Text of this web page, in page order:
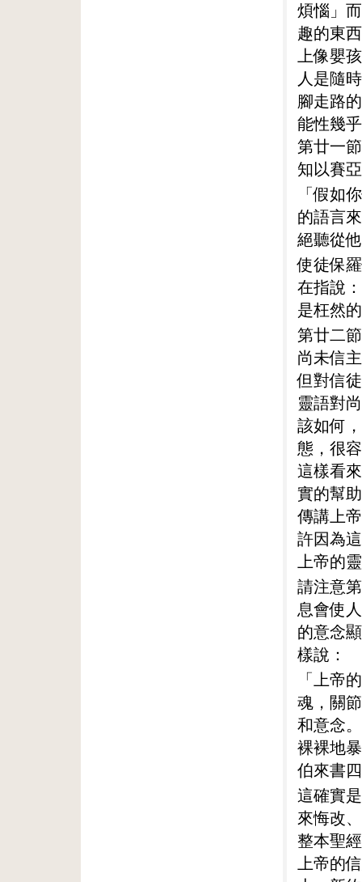
煩惱」
趣的東
上像嬰
人是隨
腳走路
能性幾
第廿一
知以賽
「假如
的語言
絕聽從
使徒保
在指說
是枉然
第廿二
尚未信
但對信
靈語對
該如何
態，很
這樣看
實的幫
傳講上
許因為
上帝的
請注意
息會使
的意念
樣說：
「上帝
魂，關
和意念
裸裸地
伯來書
這確實
來悔改
整本聖
上帝的